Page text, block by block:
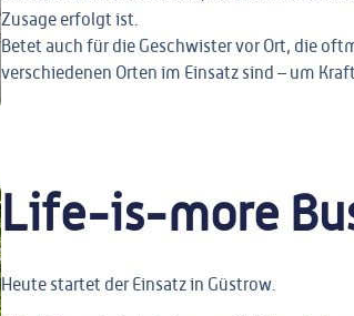
Zusage erfolgt ist.
Betet auch für die Geschwister vor Ort, die
verschiedenen Orten im Einsatz sind – um
Life-is-more
Heute startet der Einsatz in Güstrow.